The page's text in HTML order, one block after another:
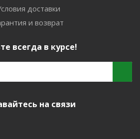
доставки
и возврат
всегда в курсе!
на связи